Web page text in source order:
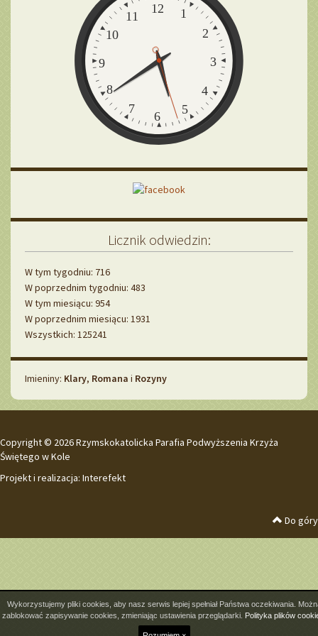
1
2
3
4
5
6
7
8
9
10
11
12
Licznik odwiedzin:
W tym tygodniu: 716
W poprzednim tygodniu: 483
W tym miesiącu: 954
W poprzednim miesiącu: 1931
Wszystkich: 125241
Imieniny
Imieniny: Klary, Romana i Rozyny
Copyright © 2026 Rzymskokatolicka Parafia Podwyższenia Krzyża
Świętego w Kole
Projekt i realizacja: Interefekt
Do góry
Wykorzystujemy pliki cookies, aby nasz serwis lepiej spełniał Państwa oczekiwania.
zablokować zapisywanie cookies, zmieniając ustawienia przeglądarki. Polityka plików